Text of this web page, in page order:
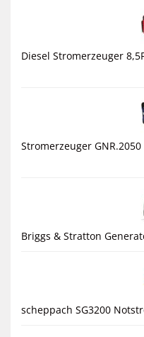
Diesel Stromerzeuger
Stromerzeuger
Briggs & Stratton
scheppach SG3200